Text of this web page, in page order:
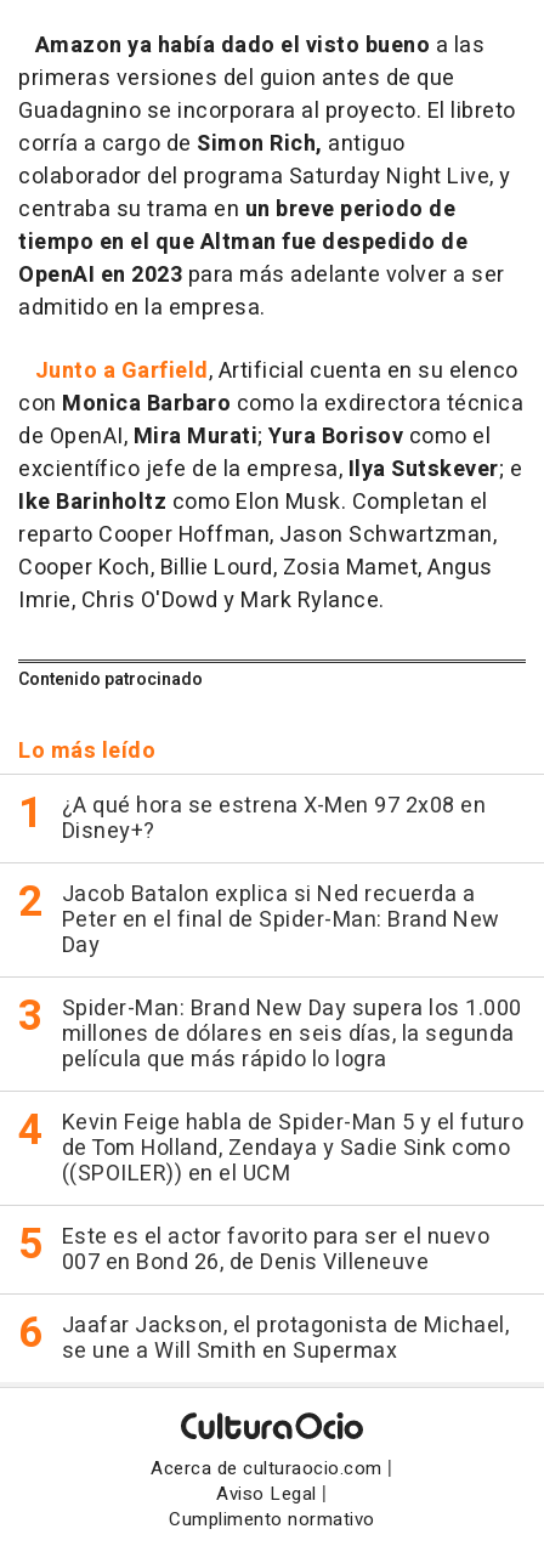
Amazon ya había dado el visto bueno a las
primeras versiones del guion antes de que
Guadagnino se incorporara al proyecto. El libreto
corría a cargo de Simon Rich, antiguo
colaborador del programa Saturday Night Live, y
centraba su trama en un breve periodo de
tiempo en el que Altman fue despedido de
OpenAI en 2023 para más adelante volver a ser
admitido en la empresa.
Junto a Garfield, Artificial cuenta en su elenco
con Monica Barbaro como la exdirectora técnica
de OpenAI, Mira Murati; Yura Borisov como el
excientífico jefe de la empresa, Ilya Sutskever; e
Ike Barinholtz como Elon Musk. Completan el
reparto Cooper Hoffman, Jason Schwartzman,
Cooper Koch, Billie Lourd, Zosia Mamet, Angus
Imrie, Chris O'Dowd y Mark Rylance.
Contenido patrocinado
Lo más leído
¿A qué hora se estrena X-Men 97 2x08 en
Disney+?
Jacob Batalon explica si Ned recuerda a
Peter en el final de Spider-Man: Brand New
Day
Spider-Man: Brand New Day supera los 1.000
millones de dólares en seis días, la segunda
película que más rápido lo logra
Kevin Feige habla de Spider-Man 5 y el futuro
de Tom Holland, Zendaya y Sadie Sink como
((SPOILER)) en el UCM
Este es el actor favorito para ser el nuevo
007 en Bond 26, de Denis Villeneuve
Jaafar Jackson, el protagonista de Michael,
se une a Will Smith en Supermax
Acerca de culturaocio.com |
Aviso Legal |
Cumplimento normativo